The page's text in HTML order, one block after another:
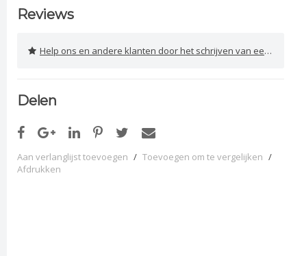
Reviews
Help ons en andere klanten door het schrijven van een review
Delen
Aan verlanglijst toevoegen / Toevoegen om te vergelijken /
Afdrukken